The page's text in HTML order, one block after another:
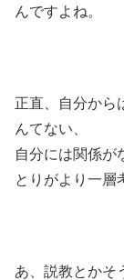
んですよね。
正直、自分から
んてない、
自分には関係が
とりがより一
あ、説教とかそ